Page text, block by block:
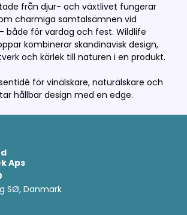
från djur- och växtlivet fungerar
charmiga samtalsämnen vid
både för vardag och fest. Wildlife
kombinerar skandinavisk design,
och kärlek till naturen i en produkt.
för vinälskare, naturälskare och
hållbar design med en edge.
Aps
SØ, Danmark